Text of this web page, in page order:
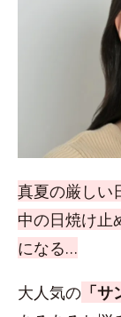
真夏の厳しい
中の日焼け止
になる…
大人気の 「